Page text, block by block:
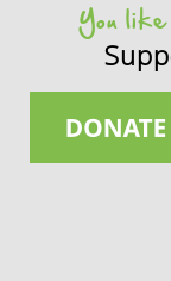
You